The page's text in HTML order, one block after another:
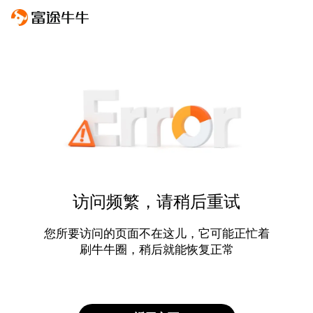
访问频繁，请稍后重试
您所要访问的页面不在这儿，它可能正忙着
刷牛牛圈，稍后就能恢复正常